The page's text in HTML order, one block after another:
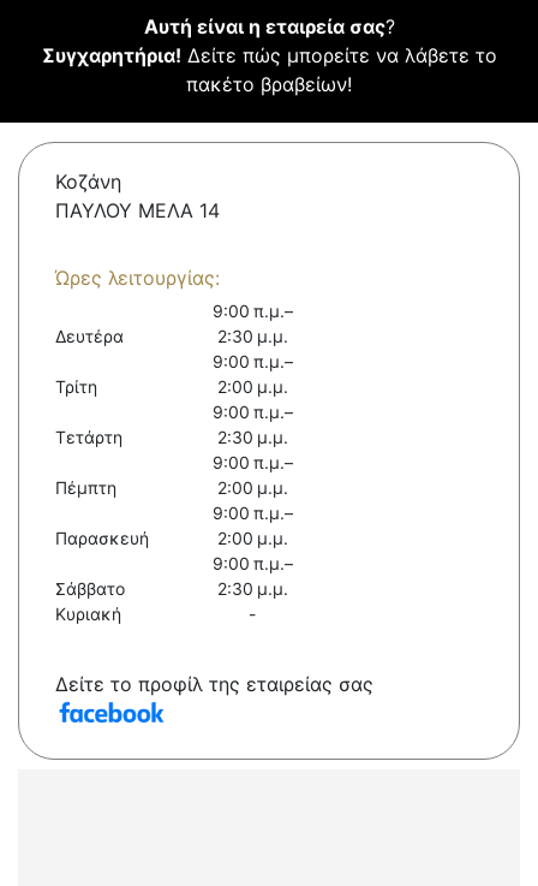
Αυτή είναι η εταιρεία σας?
Συγχαρητήρια! Δείτε πώς μπορείτε να λάβετε το
πακέτο βραβείων!
Κοζάνη
ΠΑΥΛΟΥ ΜΕΛΑ 14
Ώρες λειτουργίας:
Δευτέρα
9:00 π.μ.–
2:30 μ.μ.
Τρίτη
9:00 π.μ.–
2:00 μ.μ.
Τετάρτη
9:00 π.μ.–
2:30 μ.μ.
Πέμπτη
9:00 π.μ.–
2:00 μ.μ.
Παρασκευή
9:00 π.μ.–
2:00 μ.μ.
Σάββατο
9:00 π.μ.–
2:30 μ.μ.
Κυριακή
-
Δείτε το προφίλ της εταιρείας σας